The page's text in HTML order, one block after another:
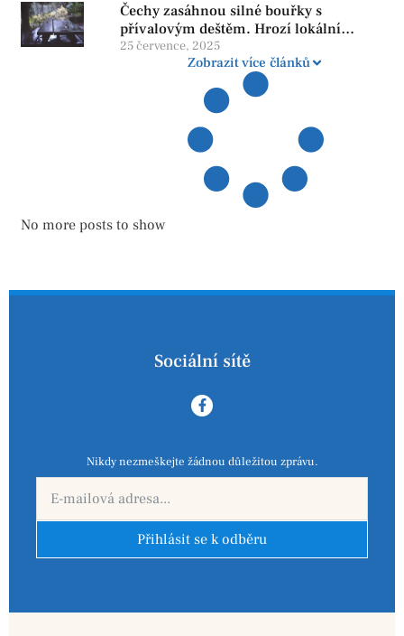
reformy
Čechy zasáhnou silné bouřky s
přívalovým deštěm. Hrozí lokální
zatopení
25 července, 2025
Zobrazit více článků
No more posts to show
Sociální sítě
Nikdy nezmeškejte žádnou důležitou zprávu.
Přihlásit se k odběru